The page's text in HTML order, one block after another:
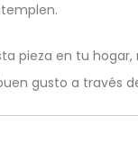
pieza en tu hogar,
gusto a través